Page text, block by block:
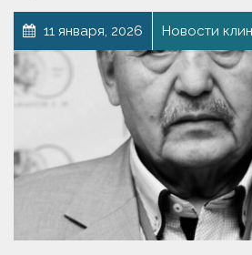
11 января, 2026 Новости